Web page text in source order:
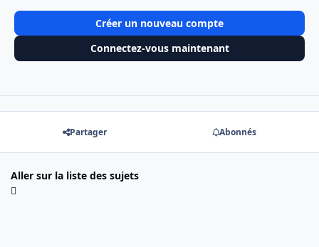
Créer un nouveau compte
Connectez-vous maintenant
Partager Abonnés
Aller sur la liste des sujets